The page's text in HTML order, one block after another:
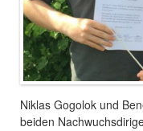
Niklas Gogolok und
beiden